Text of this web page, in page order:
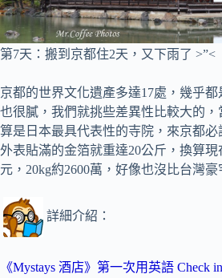
第7天 ：搬到 京都住2天，又下雨了 >”<
京都的世界文化遺產多達17處，幾乎
也很膩，我們就挑些差異性比較大的，
算是日本最具代表性的寺院，來京都
外表貼滿的金箔就重達20公斤，換算現
元，20kg約2600萬，好像也沒比台灣豪
詳細介紹：
《Mystays 酒店》第一次用英語 Check